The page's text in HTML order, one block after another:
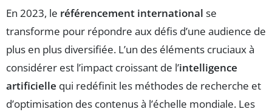
En 2023, le référencement international se
transforme pour répondre aux défis d’une audience de
plus en plus diversifiée. L’un des éléments cruciaux à
considérer est l’impact croissant de l’intelligence
artificielle qui redéfinit les méthodes de recherche et
d’optimisation des contenus à l’échelle mondiale. Les